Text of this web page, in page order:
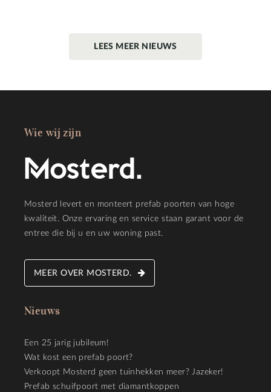
LEES MEER NIEUWS
Wie wij zijn
Mosterd levert en monteert prefab poorten van hoge
kwaliteit. Onze ervaring en service staan garant voor de
entree die bij u en uw woning past.
MEER OVER MOSTERD.
Nieuws
Een 25 jarig jubileum!
Wat kost een prefab poort?
Verkoopt Mosterd geen tuinhekken meer? Jazeker!
Prefab schuifpoort met diamantkoppen